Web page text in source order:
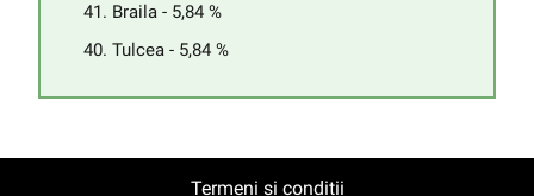
Braila - 5,84 %
Tulcea - 5,84 %
Termeni și condiții